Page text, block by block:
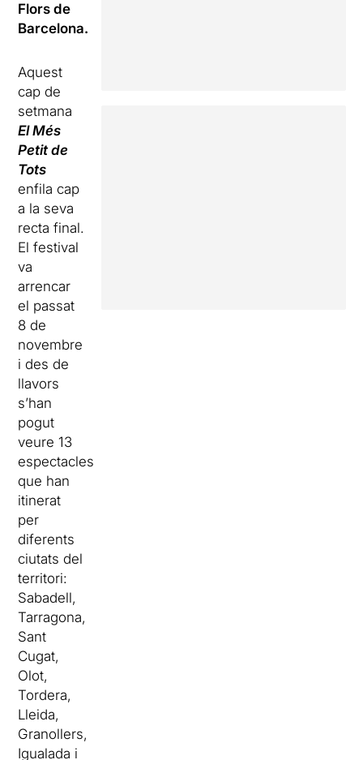
Flors de
Barcelona.
Aquest
cap de
setmana
El Més
Petit de
Tots
enfila cap
a la seva
recta final.
El festival
va
arrencar
el passat
8 de
novembre
i des de
llavors
s’han
pogut
veure 13
espectacles
que han
itinerat
per
diferents
ciutats del
territori:
Sabadell,
Tarragona,
Sant
Cugat,
Olot,
Tordera,
Lleida,
Granollers,
Igualada i